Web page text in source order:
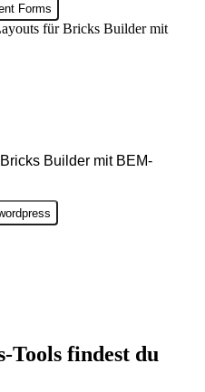
Forms
Builder mit BEM-
Tools findest du